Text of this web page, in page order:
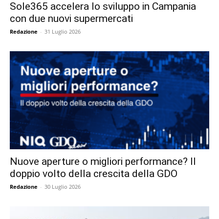
Sole365 accelera lo sviluppo in Campania
con due nuovi supermercati
Redazione - 31 Luglio 2026
Nuove aperture o migliori performance? Il
doppio volto della crescita della GDO
Redazione - 30 Luglio 2026